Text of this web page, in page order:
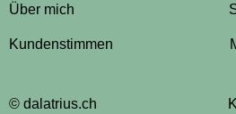
Über mich
Kundenstimmen
© dalatrius.ch